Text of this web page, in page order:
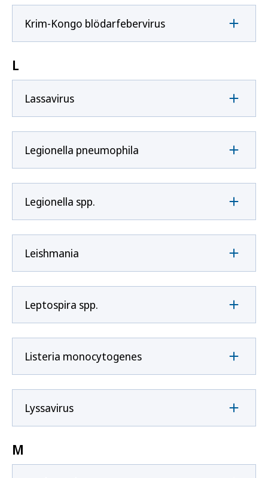
Krim-Kongo blödarfebervirus
L
Lassavirus
Legionella pneumophila
Legionella spp.
Leishmania
Leptospira spp.
Listeria monocytogenes
Lyssavirus
M